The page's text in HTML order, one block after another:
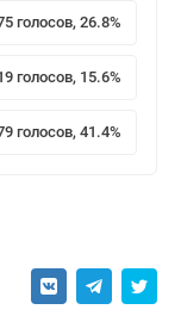
голосов, 26.8%
голосов, 15.6%
голосов, 41.4%